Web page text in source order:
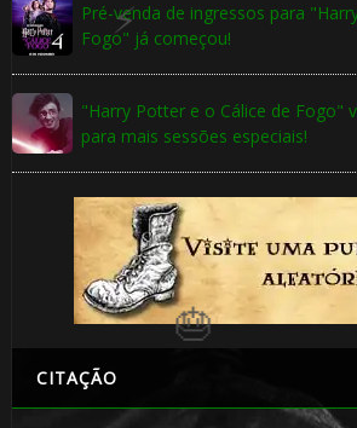
Pré-venda de ingressos para
Fogo" já começou!
"Harry Potter e o Cálice de Fogo"
para mais sessões especiais!
CITAÇÃO